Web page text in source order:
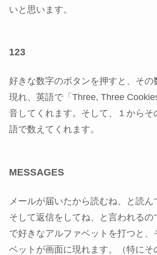
いと思います。
123
好きな数字のボタンを押すと、その
現れ、英語で「Three, Three
音してくれます。そして、１からそ
語で数えてくれます。
MESSAGES
メールが届いたから読むね、と読ん
そして返信をしてね、と言われるの
で好きなアルファベットを打つと、
ベットが画面に現れます。（特にそ